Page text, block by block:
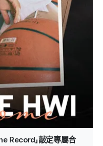
Record」敲定專屬合